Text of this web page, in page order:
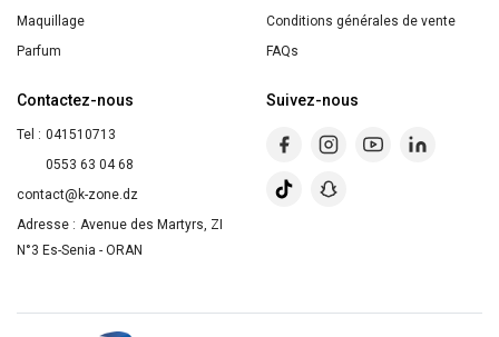
puzzles
Maquillage
Parfum
Conditions générales de vente
FAQs
Contactez-nous
Tel : 041510713
0553 63 04 68
contact@k-zone.dz
Adresse : Avenue des Martyrs, ZI
N°3 Es-Senia - ORAN
Suivez-nous